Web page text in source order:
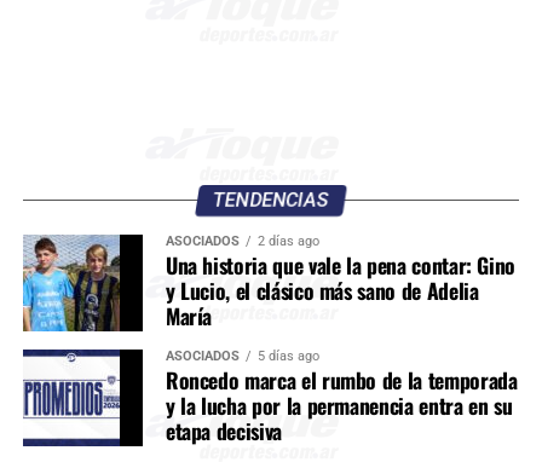
TENDENCIAS
ASOCIADOS 2 días ago
Una historia que vale la pena contar: Gino
y Lucio, el clásico más sano de Adelia
María
ASOCIADOS 5 días ago
Roncedo marca el rumbo de la temporada
y la lucha por la permanencia entra en su
etapa decisiva